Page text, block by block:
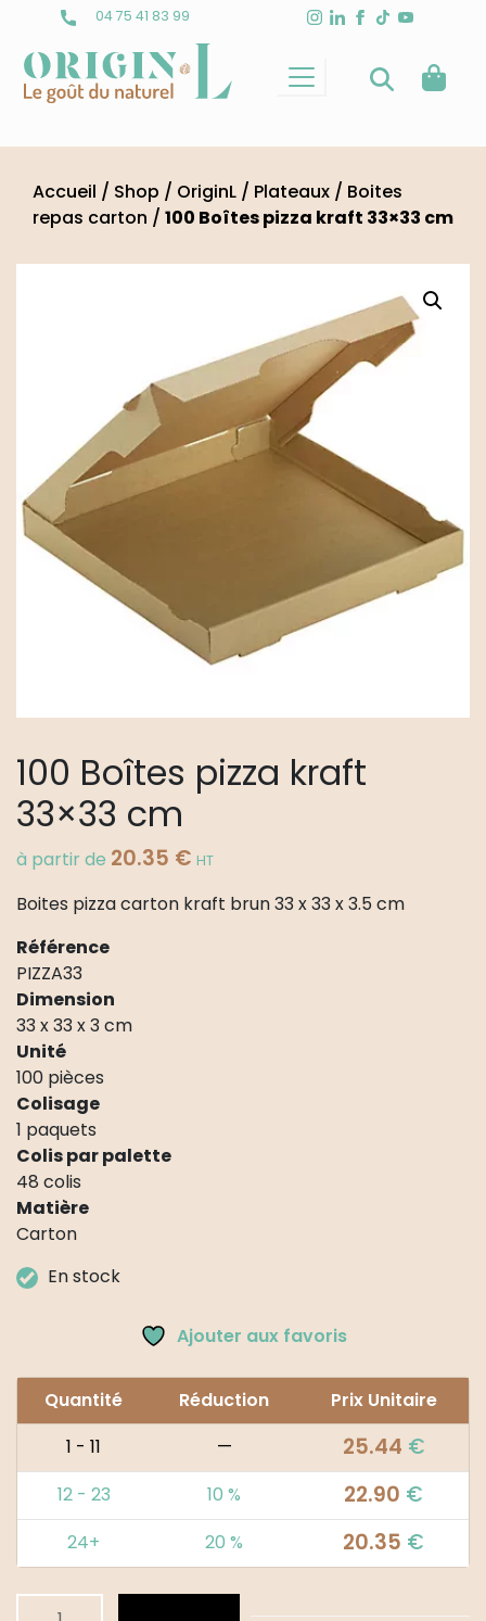
content
04 75 41 83 99
Accueil / Shop / OriginL / Plateaux / Boites
repas carton / 100 Boîtes pizza kraft 33×33 cm
100 Boîtes pizza kraft
33×33 cm
à partir de 20.35 € HT
Boites pizza carton kraft brun 33 x 33 x 3.5 cm
Référence
PIZZA33
Dimension
33 x 33 x 3 cm
Unité
100 pièces
Colisage
1 paquets
Colis par palette
48 colis
Matière
Carton
En stock
Ajouter aux favoris
Quantité Réduction
Prix Unitaire
1 - 11
— 25.44 €
12 - 23 10 % 22.90 €
24+ 20 % 20.35 €
Alternative: